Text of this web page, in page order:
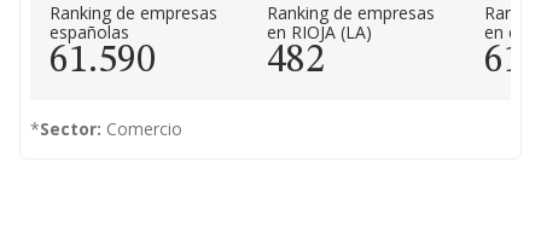
Ranking de empresas
españolas
61.590
Ranking de empresas
en RIOJA (LA)
482
en el
617
*Sector: Comercio